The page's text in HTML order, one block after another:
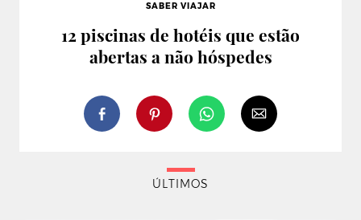
SABER VIAJAR
12 piscinas de hotéis que estão
abertas a não hóspedes
ÚLTIMOS